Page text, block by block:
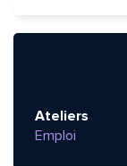
Ateliers
Emploi